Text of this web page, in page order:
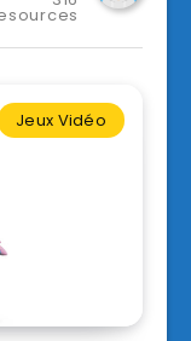
Jeux Vidéo